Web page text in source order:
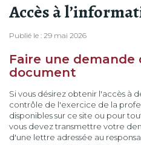
Accès à
Publié le : 29 mai 2026
Faire une demande
document
Si vous désirez obtenir l'accès à
contrôle de l'exercice de la
disponibles sur ce site ou pour
vous devez transmettre votre
d'une lettre adressée au